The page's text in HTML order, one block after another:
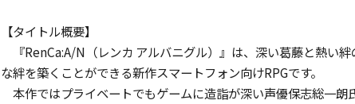
【タイトル概要】
『RenCa:A/N（レンカ アルバニグル）』は、深い葛藤と熱い
な絆を築くことができる新作スマートフォン向けRPGです。
本作ではプライベートでもゲームに造詣が深い声優保志総一